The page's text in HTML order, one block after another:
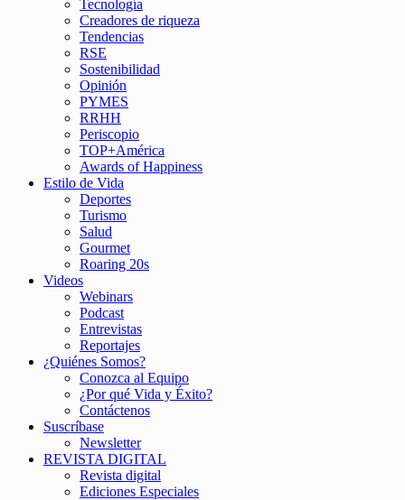
Tecnología
Creadores de riqueza
Tendencias
RSE
Sostenibilidad
Opinión
PYMES
RRHH
Periscopio
TOP+América
Awards of Happiness
Estilo de Vida
Deportes
Turismo
Salud
Gourmet
Roaring 20s
Videos
Webinars
Podcast
Entrevistas
Reportajes
¿Quiénes Somos?
Conozca al Equipo
¿Por qué Vida y Éxito?
Contáctenos
Suscríbase
Newsletter
REVISTA DIGITAL
Revista digital
Ediciones Especiales